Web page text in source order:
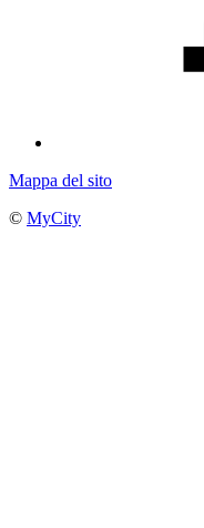
Mappa del sito
© MyCity